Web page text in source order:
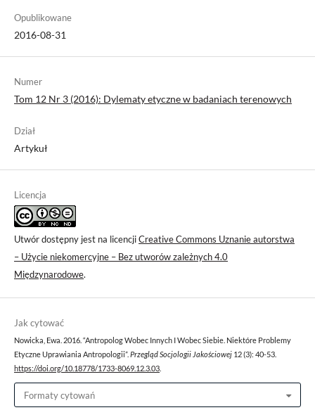
Opublikowane
2016-08-31
Numer
Tom 12 Nr 3 (2016): Dylematy etyczne w badaniach terenowych
Dział
Artykuł
Licencja
Utwór dostępny jest na licencjiCreative Commons Uznanie autorstwa
– Użycie niekomercyjne – Bez utworów zależnych 4.0
Międzynarodowe.
Jak cytować
Nowicka, Ewa. 2016. “Antropolog Wobec Innych I Wobec Siebie. Niektóre Problemy
Etyczne Uprawiania Antropologii”. Przegląd Socjologii Jakościowej 12 (3): 40-53.
https://doi.org/10.18778/1733-8069.12.3.03
Formaty cytowań